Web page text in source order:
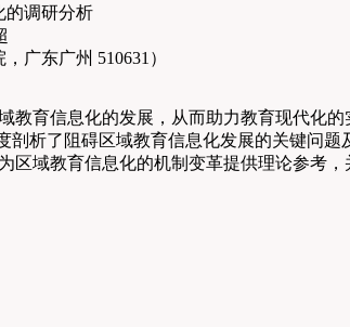
调研分析
广东广州 510631）
育信息化的发展，从而助力教育现代化的
析了阻碍区域教育信息化发展的关键问题
域教育信息化的机制变革提供理论参考